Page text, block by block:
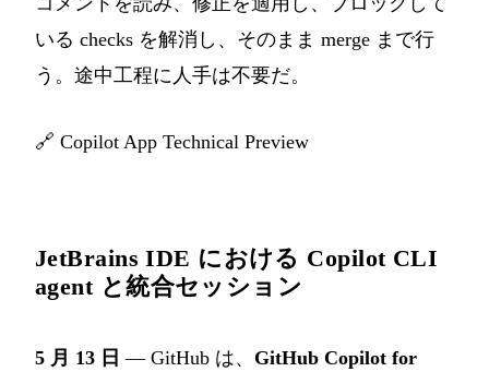
いる checks を解消し、そのまま merge まで行
う。途中工程に人手は不要だ。
🔗 Copilot App Technical Preview
JetBrains IDE における Copilot CLI
agent と統合セッション
5 月 13 日 — GitHub は、 GitHub Copilot for